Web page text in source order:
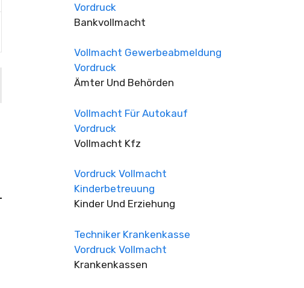
Vordruck
Bankvollmacht
Vollmacht Gewerbeabmeldung
Vordruck
Ämter Und Behörden
Vollmacht Für Autokauf
Vordruck
Vollmacht Kfz
Vordruck Vollmacht
Kinderbetreuung
Kinder Und Erziehung
Techniker Krankenkasse
Vordruck Vollmacht
Krankenkassen